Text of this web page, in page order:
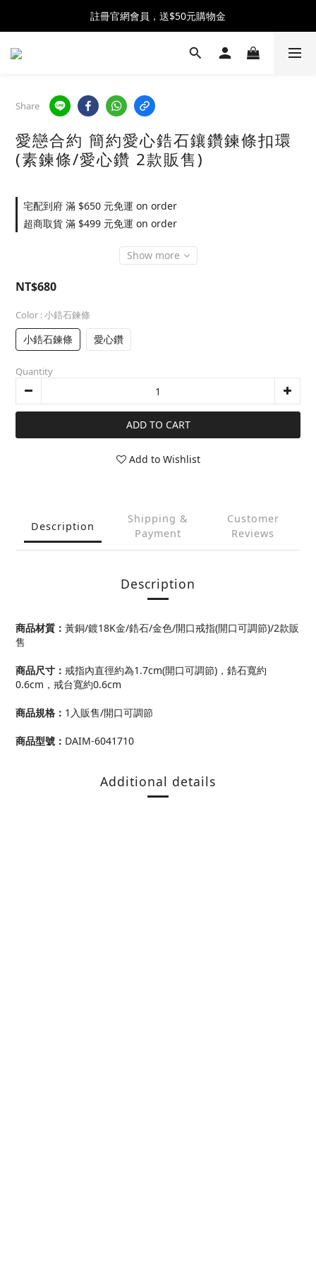
全館消費滿$2300 贈 ♡ 奶油泡芙化妝包 ♡
註冊官網會員，送$50元購物金
全館消費滿$2300 贈 ♡ 奶油泡芙化妝包 ♡
Share
愛戀合約 簡約愛心鋯石鑲鑽鍊條扣環
(素鍊條/愛心鑽 2款販售)
宅配到府 滿 $650 元免運 on order
超商取貨 滿 $499 元免運 on order
Show more
NT$680
Color : 小鋯石鍊條
小鋯石鍊條 愛心鑽
Quantity
ADD TO CART
Add to Wishlist
Description
Shipping &
Payment
Customer
Reviews
Description
商品材質 ： 黃銅/鍍18K金/鋯石/金色/開口戒指(開口可調節)/2款販
售
商品尺寸 ： 戒指內直徑約為1.7cm(開口可調節)， 鋯石寬約
0.6cm， 戒台寬約0.6cm
商品規格 ： 1入販售/開口可調節
商品型號 ： DAIM-6041710
Additional details